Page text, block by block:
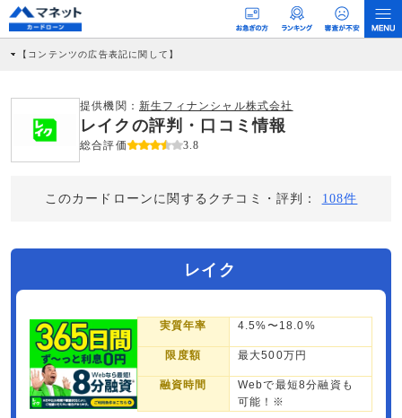
【コンテンツの広告表記に関して】
社に対して企業から紹介報酬が支払われるという収益モデルです。 ただし、特定の
商品を根拠なくPRするものではなく、当編集部の調査／ユーザーへの口コミ収集な
どに基づき、公平性を担保した情報提供を行っています。
>提携企業一覧
提供機関： 新生フィナンシャル株式会社
レイクの評判・口コミ情報
総合評価 3.8
このカードローンに関するクチコミ・評判： 108件
レイク
実質年率 4.5%〜18.0%
限度額 最大500万円
融資時間
Webで最短8分融資も
可能！※